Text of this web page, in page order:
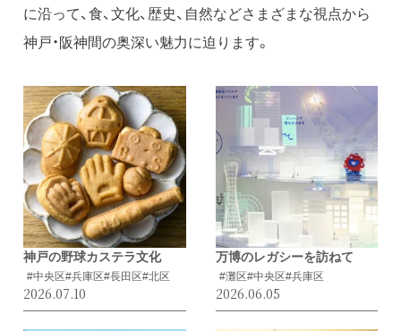
に沿って、食、文化、歴史、自然などさまざまな視点から
神戸・阪神間の奥深い魅力に迫ります。
神戸の野球カステラ文化
#中央区#兵庫区#長田区#北区
2026.07.10
万博のレガシーを訪ねて
#灘区#中央区#兵庫区
2026.06.05